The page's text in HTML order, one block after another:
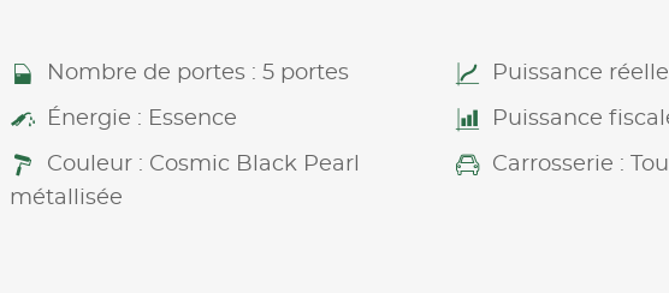
Nombre de portes : 5 portes Puissance
Énergie : Essence Puissance
Couleur : Cosmic Black Pearl
métallisée
Carrosserie :